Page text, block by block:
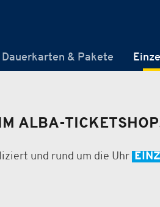
Dauerkarten & Pakete
ALBA-
und rund um die Uhr